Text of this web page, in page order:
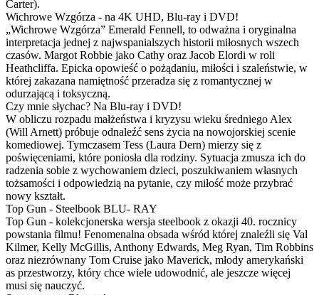
Carter).
Wichrowe Wzgórza - na 4K UHD, Blu-ray i DVD!
„Wichrowe Wzgórza” Emerald Fennell, to odważna i oryginalna
interpretacja jednej z najwspanialszych historii miłosnych wszech
czasów. Margot Robbie jako Cathy oraz Jacob Elordi w roli
Heathcliffa. Epicka opowieść o pożądaniu, miłości i szaleństwie, w
której zakazana namiętność przeradza się z romantycznej w
odurzającą i toksyczną.
Czy mnie słychac? Na Blu-ray i DVD!
W obliczu rozpadu małżeństwa i kryzysu wieku średniego Alex
(Will Arnett) próbuje odnaleźć sens życia na nowojorskiej scenie
komediowej. Tymczasem Tess (Laura Dern) mierzy się z
poświęceniami, które poniosła dla rodziny. Sytuacja zmusza ich do
radzenia sobie z wychowaniem dzieci, poszukiwaniem własnych
tożsamości i odpowiedzią na pytanie, czy miłość może przybrać
nowy kształt.
Top Gun - Steelbook BLU- RAY
Top Gun - kolekcjonerska wersja steelbook z okazji 40. rocznicy
powstania filmu! Fenomenalna obsada wśród której znaleźli się Val
Kilmer, Kelly McGillis, Anthony Edwards, Meg Ryan, Tim Robbins
oraz niezrównany Tom Cruise jako Maverick, młody amerykański
as przestworzy, który chce wiele udowodnić, ale jeszcze więcej
musi się nauczyć.